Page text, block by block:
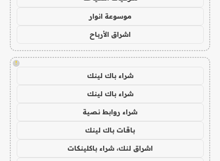
موسوعة انوار
اشراق الأرباح
!
شراء باك لينك
شراء باك لينك
شراء روابط نصية
باقات باك لينك
اشراق لنك، شراء باكلينكات